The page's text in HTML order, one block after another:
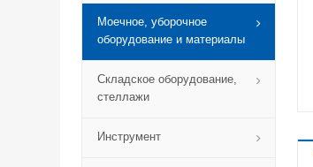
Моечное, уборочное
оборудование и материалы
Складское оборудование,
стеллажи
Инструмент